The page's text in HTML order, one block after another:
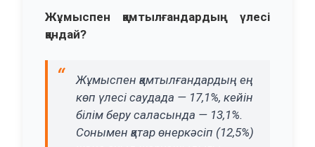
Жұмыспен қамтылғандардың үлесі
қандай?
Жұмыспен қамтылғандардың ең
көп үлесі саудада — 17,1%, кейін
білім беру саласында — 13,1%.
Сонымен қатар өнеркәсіп (12,5%)